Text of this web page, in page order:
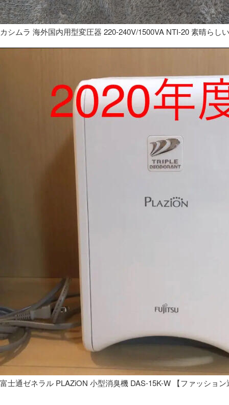
カシムラ 海外国内用型変圧器 220-240V/1500VA NTI-20 素晴らし
富士通ゼネラル PLAZiON 小型消臭機 DAS-15K-W 【ファッション